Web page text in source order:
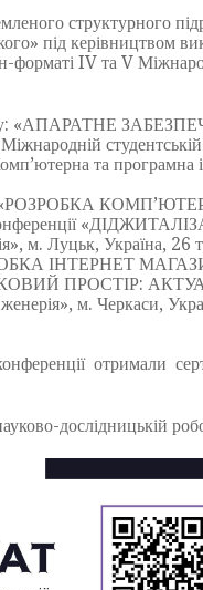
структурного
під керівництвом
форматі IV та V
«АПАРАТНЕ
студентській
та програмна
«РОЗРОБКА
м. Луцьк, Україна, 26
ІНТЕРНЕТ
ПРОСТІР:
м. Черкаси,
отримали
дослідницькій